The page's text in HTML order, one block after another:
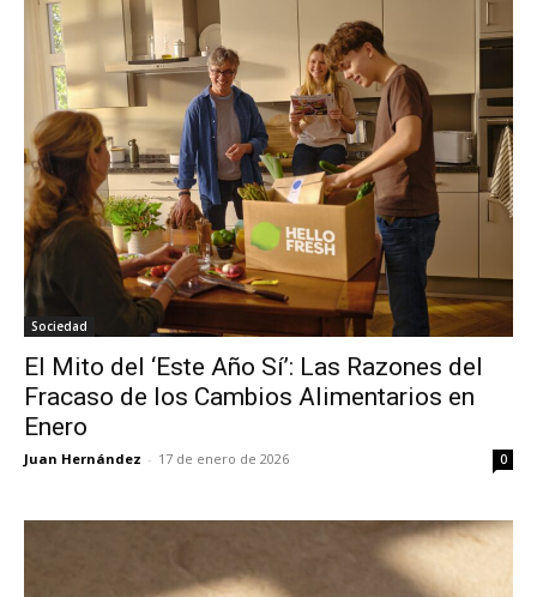
Sociedad
El Mito del ‘Este Año Sí’: Las Razones del
Fracaso de los Cambios Alimentarios en
Enero
Juan Hernández - 17 de enero de 2026 0